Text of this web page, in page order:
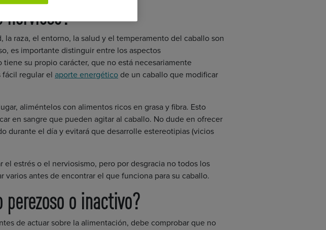
raza, el entorno, la salud y el temperamento del caballo son
es importante distinguir entre los aspectos
su propio carácter, que no está necesariamente
regular el aporte energético de un caballo que modificar
aliméntelos con alimentos ricos en grasa y fibra. Esto
en sangre que pueden agitar al caballo. No dude en ofrecer
durante el día y evitará que desarrolle estereotipias (vicios
estrés o el nerviosismo, pero por desgracia no todos los
varios antes de encontrar el que funciona para su caballo.
o inactivo?
de actuar sobre la alimentación, debe comprobar que no